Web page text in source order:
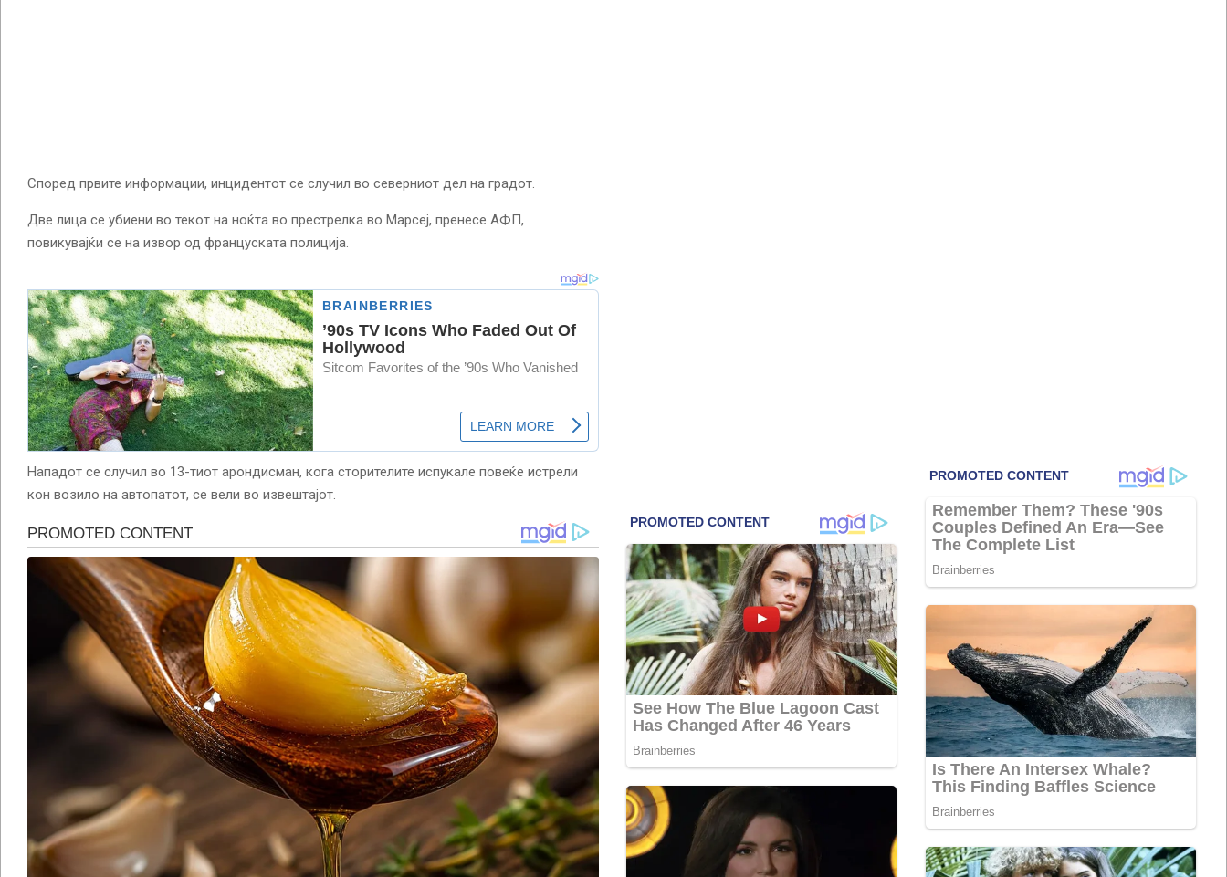
Според првите информации, инцидентот се случил во северниот дел на градот.
Две лица се убиени во текот на ноќта во престрелка во Марсеј, пренесе АФП,
повикувајќи се на извор од француската полиција.
Нападот се случил во 13-тиот арондисман, кога сторителите испукале повеќе истрели
кон возило на автопатот, се вели во извештајот.